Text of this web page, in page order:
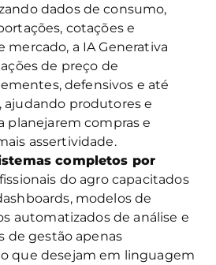
dados de consumo,
cotações e
mercado, a IA Generativa
de preço de
defensivos e até
produtores e
planejarem compras e
assertividade.
completos por
do agro capacitados
modelos de
automatizados de análise e
de gestão apenas
que desejam em linguagem